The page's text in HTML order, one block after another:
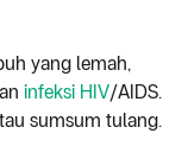
yang lemah,
infeksi HIV/AIDS.
sumsum tulang.